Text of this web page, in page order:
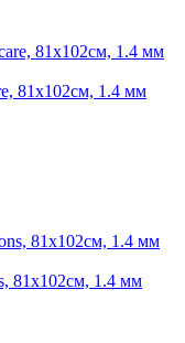
81x102см, 1.4 мм
81x102см, 1.4 мм